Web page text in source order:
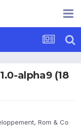
alpha9 (18
Rom & Co